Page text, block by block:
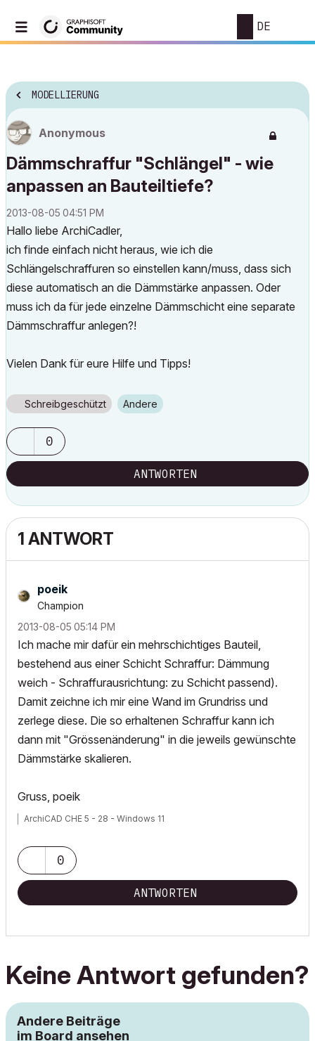
DE
MODELLIERUNG
Anonymous
Dämmschraffur "Schlängel" - wie
anpassen an Bauteiltiefe?
‎2013-08-05 04:51 PM
Hallo liebe ArchiCadler,
ich finde einfach nicht heraus, wie ich die
Schlängelschraffuren so einstellen kann/muss, dass sich
diese automatisch an die Dämmstärke anpassen. Oder
muss ich da für jede einzelne Dämmschicht eine separate
Dämmschraffur anlegen?!
Vielen Dank für eure Hilfe und Tipps!
Schreibgeschützt Andere
0
ANTWORTEN
1 ANTWORT
poeik
Champion
‎2013-08-05 05:14 PM
Ich mache mir dafür ein mehrschichtiges Bauteil,
bestehend aus einer Schicht Schraffur: Dämmung
weich - Schraffurausrichtung: zu Schicht passend).
Damit zeichne ich mir eine Wand im Grundriss und
zerlege diese. Die so erhaltenen Schraffur kann ich
dann mit "Grössenänderung" in die jeweils gewünschte
Dämmstärke skalieren.
Gruss, poeik
ArchiCAD CHE 5 - 28 - Windows 11
0
ANTWORTEN
Keine Antwort gefunden?
Andere Beiträge
im Board ansehen